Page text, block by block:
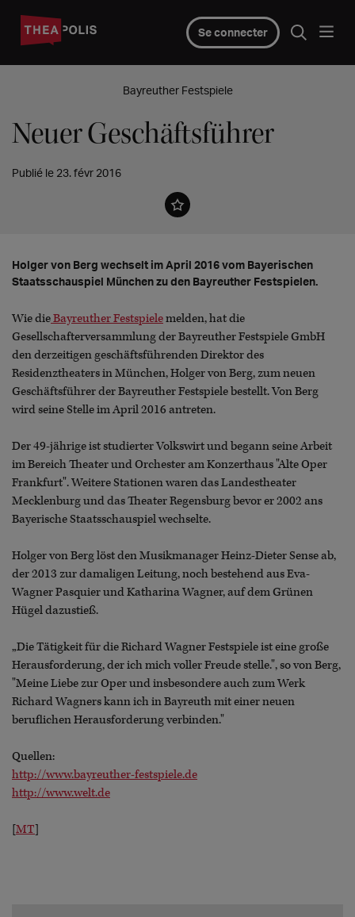
Se connecter
Bayreuther Festspiele
Neuer Geschäftsführer
Publié le 23. févr 2016
Holger von Berg wechselt im April 2016 vom Bayerischen
Staatsschauspiel München zu den Bayreuther Festspielen.
Wie dieBayreuther Festspielemelden, hat die
Gesellschafterversammlung der Bayreuther Festspiele GmbH
den derzeitigen geschäftsführenden Direktor des
Residenztheaters in München, Holger von Berg, zum neuen
Geschäftsführer der Bayreuther Festspiele bestellt. Von Berg
wird seine Stelle im April 2016 antreten.
Der 49-jährige ist studierter Volkswirt und begann seine Arbeit
im Bereich Theater und Orchester am Konzerthaus "Alte Oper
Frankfurt". Weitere Stationen waren das Landestheater
Mecklenburg und das Theater Regensburg bevor er 2002 ans
Bayerische Staatsschauspiel wechselte.
Holger von Berg löst den Musikmanager Heinz-Dieter Sense ab,
der 2013 zur damaligen Leitung, noch bestehend aus Eva-
Wagner Pasquier und Katharina Wagner, auf dem Grünen
Hügel dazustieß.
„Die Tätigkeit für die Richard Wagner Festspiele ist eine große
Herausforderung, der ich mich voller Freude stelle.", so von Berg,
"Meine Liebe zur Oper und insbesondere auch zum Werk
Richard Wagners kann ich in Bayreuth mit einer neuen
beruflichen Herausforderung verbinden."
Quellen:
http://www.bayreuther-festspiele.de
http://www.welt.de
[MT]